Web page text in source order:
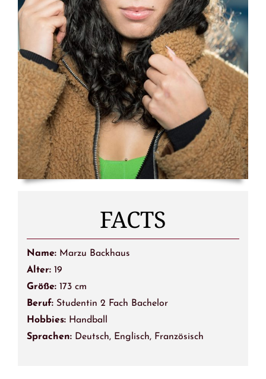
FACTS
Name: Marzu Backhaus
Alter: 19
Größe: 173 cm
Beruf: Studentin 2 Fach Bachelor
Hobbies: Handball
Sprachen:Deutsch, Englisch, Französisch